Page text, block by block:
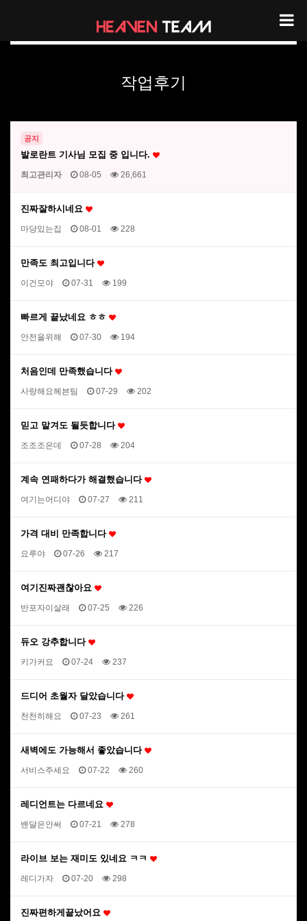
작업후기
공지
발로란트 기사님 모집 중 입니다.
최고관리자 08-05 26,661
진짜잘하시네요
마당있는집 08-01 228
만족도 최고입니다
이건모야 07-31 199
빠르게 끝났네요 ㅎㅎ
안전을위해 07-30 194
처음인데 만족했습니다
사랑해요헤븐팀 07-29 202
믿고 맡겨도 될듯합니다
조조조은데 07-28 204
계속 연패하다가 해결했습니다
여기는어디야 07-27 211
가격 대비 만족합니다
요루야 07-26 217
여기진짜괜찮아요
반포자이살래 07-25 226
듀오 강추합니다
키가커요 07-24 237
드디어 초월자 달았습니다
천천히해요 07-23 261
새벽에도 가능해서 좋았습니다
서비스주세요 07-22 260
레디언트는 다르네요
밴달은안써 07-21 278
라이브 보는 재미도 있네요 ㅋㅋ
레디가자 07-20 298
진짜편하게끝났어요